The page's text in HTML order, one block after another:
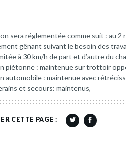
sera réglementée comme suit : au 2
gênant suivant le besoin des
à 30 km/h de part et d’autre du
piétonne : maintenue sur trottoir
automobile : maintenue avec
et secours: maintenus,
CETTE PAGE :